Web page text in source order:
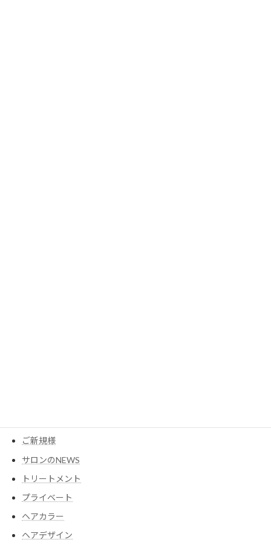
ご新規様
サロンのNEWS
トリートメント
プライベート
ヘアカラー
ヘアデザイン